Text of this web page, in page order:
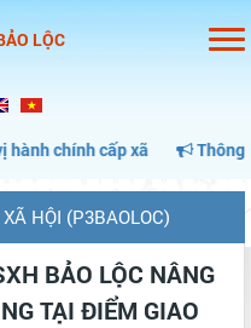
LỘC
cấp xã Thông điệp
HỘI (P3BAOLOC)
BẢO LỘC NÂNG
TẠI ĐIỂM GIAO